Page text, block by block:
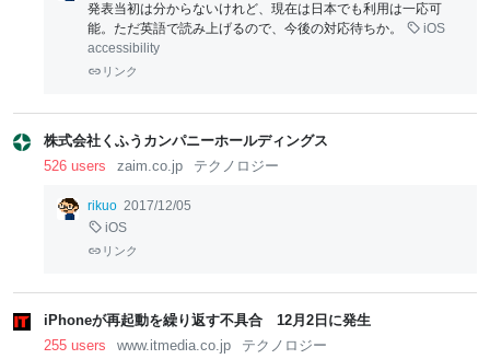
発表当初は分からないけれど、現在は日本でも利用は一応可
能。ただ英語で読み上げるので、今後の対応待ちか。
iOS
accessibility
リンク
株式会社くふうカンパニーホールディングス
526 users
zaim.co.jp テクノロジー
rikuo 2017/12/05
iOS
リンク
iPhoneが再起動を繰り返す不具合 12月2日に発生
255 users
www.itmedia.co.jp テクノロジー